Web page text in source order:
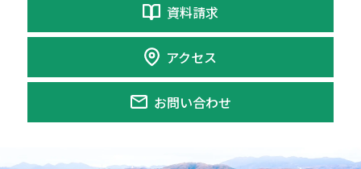
資料請求
アクセス
お問い合わせ